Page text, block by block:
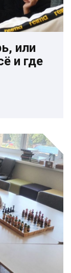
или
и где